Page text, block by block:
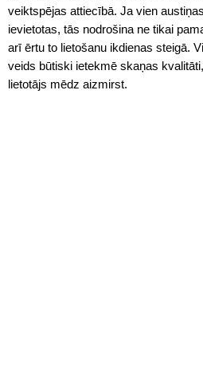
veiktspējas attiecībā. Ja vien
ievietotas, tās nodrošina ne tikai
arī ērtu to lietošanu ikdienas steigā.
veids būtiski ietekmē skaņas
lietotājs mēdz aizmirst.